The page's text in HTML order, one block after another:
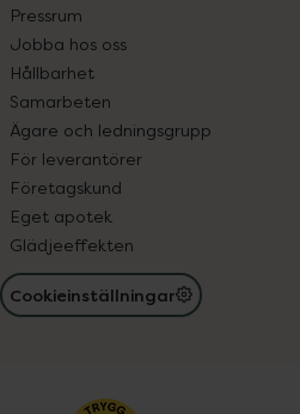
Pressrum
Jobba hos oss
Hållbarhet
Samarbeten
Ägare och ledningsgrupp
För leverantörer
Företagskund
Eget apotek
Glädjeeffekten
Cookieinställningar